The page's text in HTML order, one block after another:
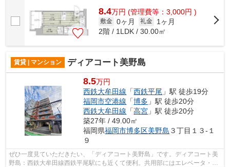
8.4万円 (管理費等：3,000円 )
敷金 0ヶ月 礼金
1ヶ月
2階 / 1LDK / 30.00㎡
賃貸 | マンション ディアコート美野島
8.5万円
西鉄大牟田線 「西鉄平尾 」駅 徒歩19分
福岡市空港線 「博多 」駅 徒歩20分
西鉄大牟田線 「高宮 」駅 徒歩20分
築27年 / 49.00㎡
福岡県福岡市博多区美野島 ３丁目１３-１
９
ぜひ一度見ていただきたい、「ディアコート美野島」です。ディアコート美
野島：西鉄大牟田線西鉄平尾駅にも近くて便利。共用部にはエレベータ・敷